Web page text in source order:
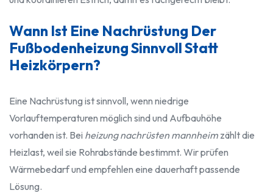
Wann Ist Eine Nachrüstung Der
Fußbodenheizung Sinnvoll Statt
Heizkörpern?
Eine Nachrüstung ist sinnvoll, wenn niedrige
Vorlauftemperaturen möglich sind und Aufbauhöhe
vorhanden ist. Bei heizung nachrüsten mannheim zählt die
Heizlast, weil sie Rohrabstände bestimmt. Wir prüfen
Wärmebedarf und empfehlen eine dauerhaft passende
Lösung.